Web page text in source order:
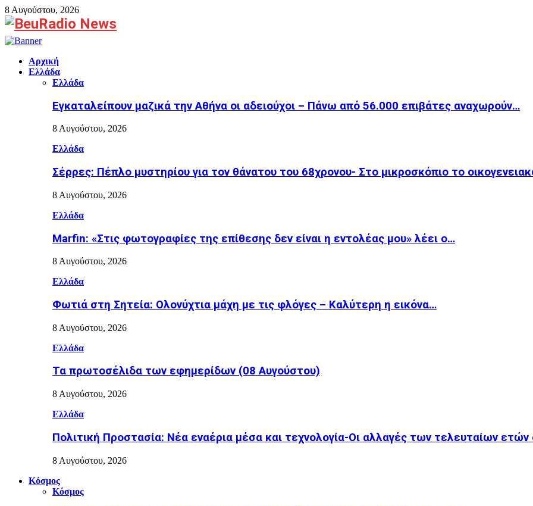
8 Αυγούστου, 2026
Facebook
Αρχική
Ελλάδα
Ελλάδα
Εγκαταλείπουν μαζικά την Αθήνα οι αδειούχοι – Πάνω από 56.000 επιβάτες αναχωρούν…
8 Αυγούστου, 2026
Ελλάδα
Σέρρες: Πέπλο μυστηρίου για τον θάνατου του 68χρονου- Στο μικροσκόπιο το
8 Αυγούστου, 2026
Ελλάδα
Marfin: «Στις φωτογραφίες της επίθεσης δεν είναι η εντολέας μου» λέει ο…
8 Αυγούστου, 2026
Ελλάδα
Φωτιά στη Σητεία: Ολονύχτια μάχη με τις φλόγες – Καλύτερη η εικόνα…
8 Αυγούστου, 2026
Ελλάδα
Τα πρωτοσέλιδα των εφημερίδων (08 Αυγούστου)
8 Αυγούστου, 2026
Ελλάδα
Πολιτική Προστασία: Νέα εναέρια μέσα και τεχνολογία-Οι αλλαγές των τελευταίων
8 Αυγούστου, 2026
Κόσμος
Κόσμος